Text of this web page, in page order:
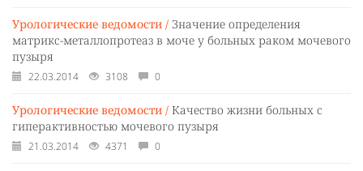
Урологические ведомости / Значение определения
матрикс-металлопротеаз в моче у больных раком мочевого
пузыря
22.03.2014 3108 0
Урологические ведомости / Качество жизни больных с
гиперактивностью мочевого пузыря
21.03.2014 4371 0